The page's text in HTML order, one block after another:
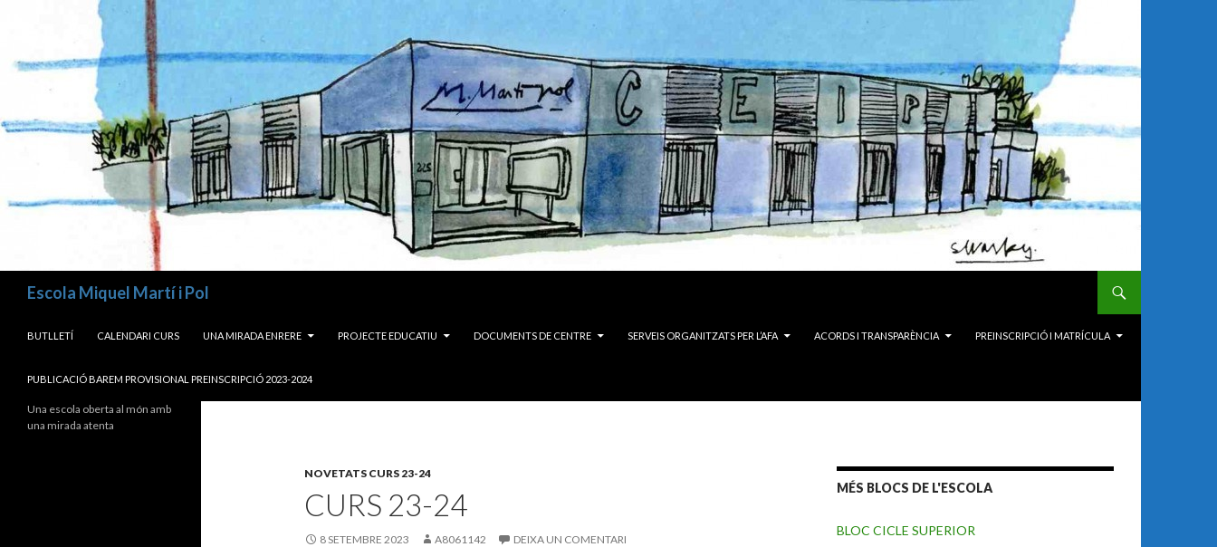
Escola Miquel Martí i Pol
BUTLLETÍ
CALENDARI CURS UNA MIRADA ENRERE PROJECTE EDUCATIU DOCUMENTS DE CENTRE SERVEIS ORGANITZATS PER L’AFA ACORDS I TRANSPARÈNCIA PREINSCRIPCIÓ I MATRÍCULA
PUBLICACIÓ BAREM PROVISIONAL PREINSCRIPCIÓ 2023-2024
NOVETATS CURS 23-24
CURS 23-24
8 SETEMBRE 2023 A8061142 DEIXA UN COMENTARI
MÉS BLOCS DE L'ESCOLA
BLOC CICLE SUPERIOR
Una escola oberta al món amb
una mirada atenta